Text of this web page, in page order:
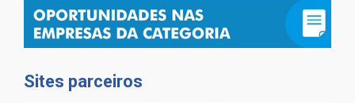
Sites parceiros